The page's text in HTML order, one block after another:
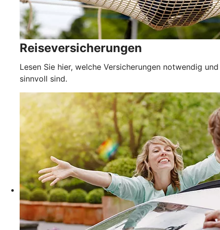
Reiseversicherungen
Lesen Sie hier, welche Versicherungen notwendig und
sinnvoll sind.